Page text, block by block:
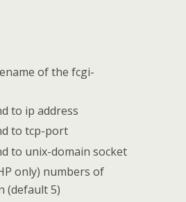
of the fcgi-
to ip address
to tcp-port
to unix-domain socket
only) numbers of
(default 5)